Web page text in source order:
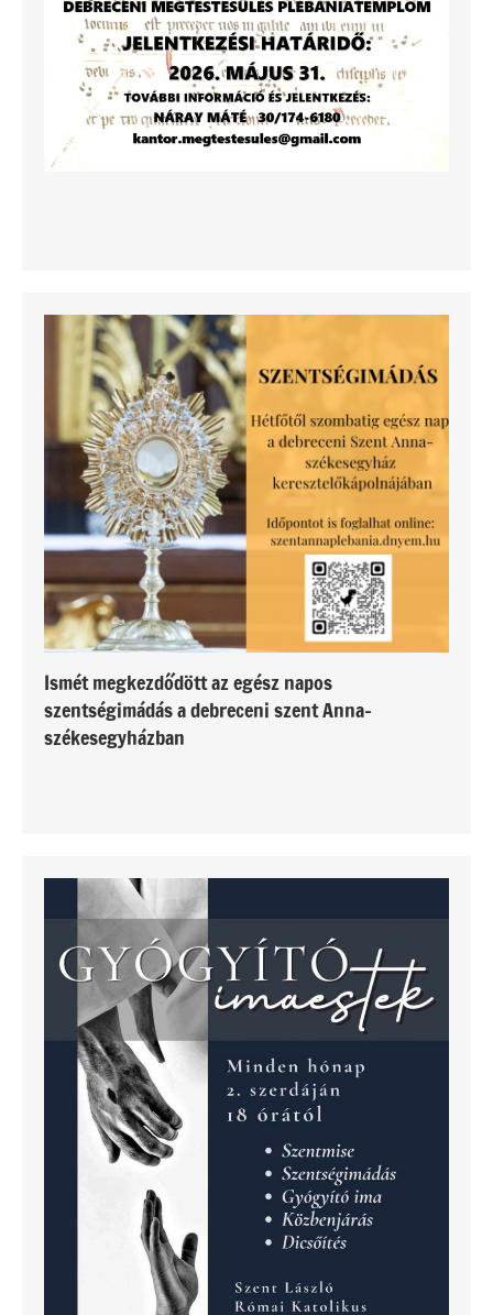
Ismét megkezdődött az egész napos
szentségimádás a debreceni szent Anna-
székesegyházban